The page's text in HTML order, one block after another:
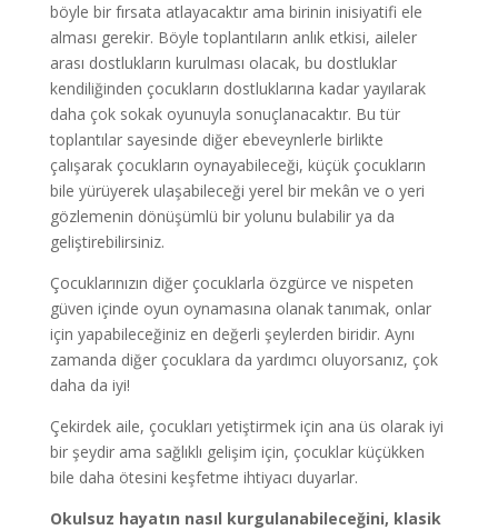
böyle bir fırsata atlayacaktır ama birinin inisiyatifi ele
alması gerekir. Böyle toplantıların anlık etkisi, aileler
arası dostlukların kurulması olacak, bu dostluklar
kendiliğinden çocukların dostluklarına kadar yayılarak
daha çok sokak oyunuyla sonuçlanacaktır. Bu tür
toplantılar sayesinde diğer ebeveynlerle birlikte
çalışarak çocukların oynayabileceği, küçük çocukların
bile yürüyerek ulaşabileceği yerel bir mekân ve o yeri
gözlemenin dönüşümlü bir yolunu bulabilir ya da
geliştirebilirsiniz.
Çocuklarınızın diğer çocuklarla özgürce ve nispeten
güven içinde oyun oynamasına olanak tanımak, onlar
için yapabileceğiniz en değerli şeylerden biridir. Aynı
zamanda diğer çocuklara da yardımcı oluyorsanız, çok
daha da iyi!
Çekirdek aile, çocukları yetiştirmek için ana üs olarak iyi
bir şeydir ama sağlıklı gelişim için, çocuklar küçükken
bile daha ötesini keşfetme ihtiyacı duyarlar.
Okulsuz hayatın nasıl kurgulanabileceğini, klasik